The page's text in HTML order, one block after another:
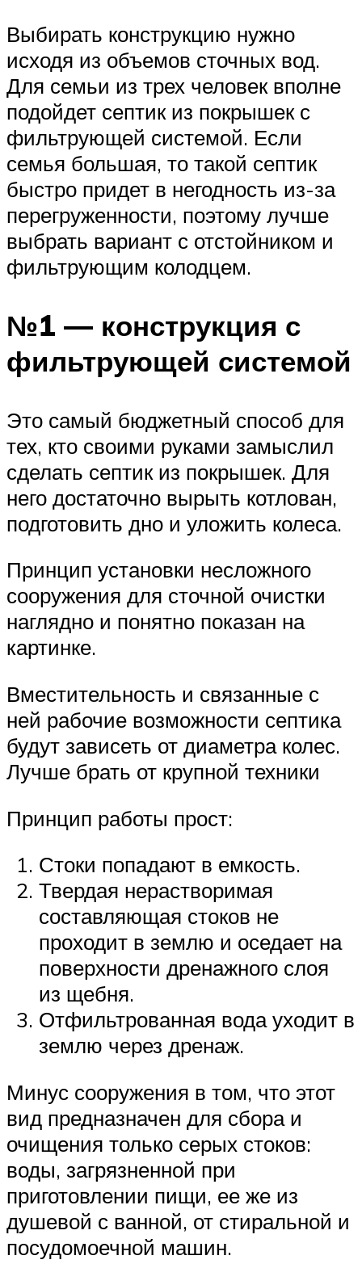
Выбирать конструкцию нужно
исходя из объемов сточных вод.
Для семьи из трех человек вполне
подойдет септик из покрышек с
фильтрующей системой. Если
семья большая, то такой септик
быстро придет в негодность из-за
перегруженности, поэтому лучше
выбрать вариант с отстойником и
фильтрующим колодцем.
№1 — конструкция с
фильтрующей системой
Это самый бюджетный способ для
тех, кто своими руками замыслил
сделать септик из покрышек. Для
него достаточно вырыть котлован,
подготовить дно и уложить колеса.
Принцип установки несложного
сооружения для сточной очистки
наглядно и понятно показан на
картинке.
Вместительность и связанные с
ней рабочие возможности септика
будут зависеть от диаметра колес.
Лучше брать от крупной техники
Принцип работы прост:
Стоки попадают в емкость.
Твердая нерастворимая
составляющая стоков не
проходит в землю и оседает на
поверхности дренажного слоя
из щебня.
Отфильтрованная вода уходит в
землю через дренаж.
Минус сооружения в том, что этот
вид предназначен для сбора и
очищения только серых стоков:
воды, загрязненной при
приготовлении пищи, ее же из
душевой с ванной, от стиральной и
посудомоечной машин.